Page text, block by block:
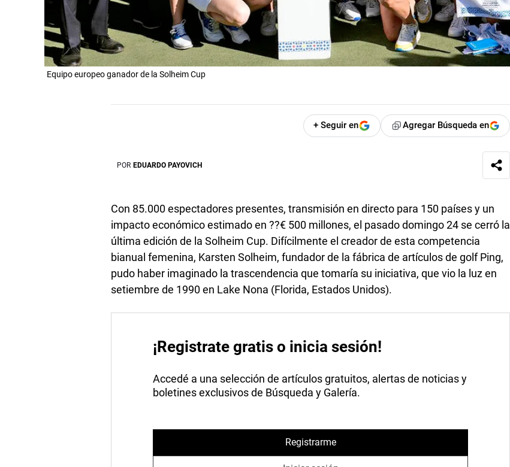
Equipo europeo ganador de la Solheim Cup
+ Seguir en Agregar Búsqueda en
POR EDUARDO PAYOVICH
Con 85.000 espectadores presentes, transmisión en directo para 150 países y un
impacto económico estimado en ??€ 500 millones, el pasado domingo 24 se cerró la
última edición de la Solheim Cup. Difícilmente el creador de esta competencia
bianual femenina, Karsten Solheim, fundador de la fábrica de artículos de golf Ping,
pudo haber imaginado la trascendencia que tomaría su iniciativa, que vio la luz en
setiembre de 1990 en Lake Nona (Florida, Estados Unidos).
¡Registrate gratis o inicia sesión!
Accedé a una selección de artículos gratuitos, alertas de noticias y
boletines exclusivos de Búsqueda y Galería.
Registrarme